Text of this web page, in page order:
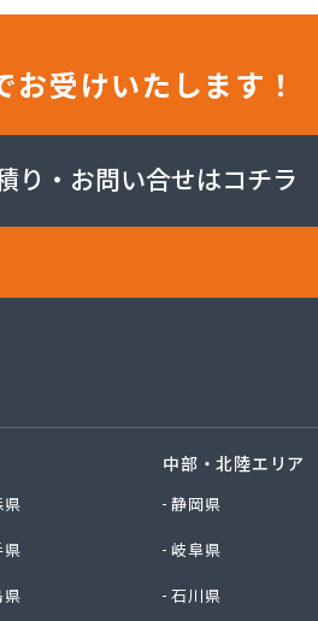
お受けいたします！
り・お問い合せはコチラ
県
県
県
中部・北陸エリア
静岡県
岐阜県
石川県